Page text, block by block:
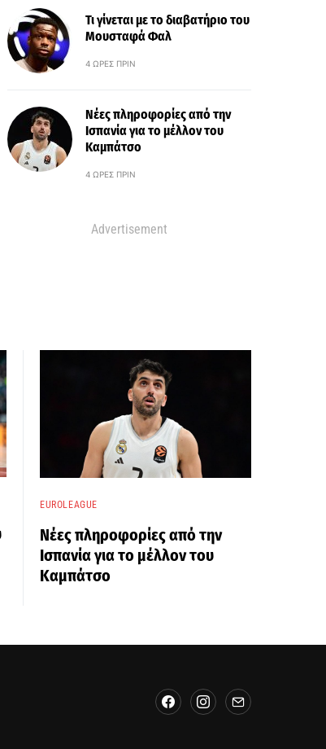
Τι γίνεται με το διαβατήριο του
Μουσταφά Φαλ
4 ΏΡΕΣ ΠΡΙΝ
Νέες πληροφορίες από την
Ισπανία για το μέλλον του
Καμπάτσο
4 ΏΡΕΣ ΠΡΙΝ
Advertisement
EUROLEAGUE
Νέες πληροφορίες από την
Ισπανία για το μέλλον του
Καμπάτσο